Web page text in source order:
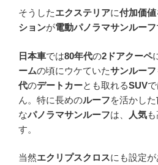
そうしたエクステリアに付加価値
ションが電動パノラマサンルーフ
日本車では80年代の2ドアクーペ
ームの頃にウケていたサンルーフ
代のデートカーとも取れるSUV
ん。特に長めのルーフを活かした
なパノラマサンルーフは、 人気
す。
当然エクリプスクロスにも設定が